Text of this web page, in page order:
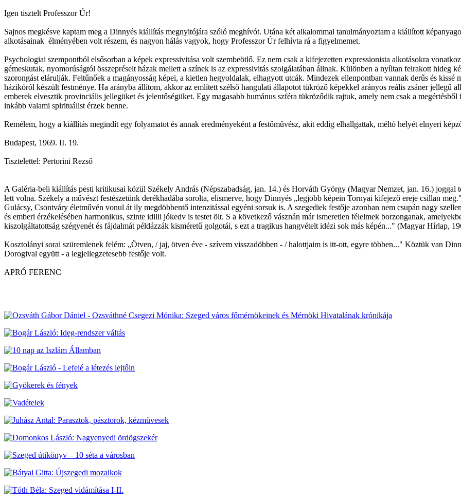
Igen tisztelt Professzor Úr!
Sajnos megkésve kaptam meg a Dinnyés kiállítás megnyitójára szóló meghívót. Utána két alkalommal tanulmányoztam a kiállított
alkotásainak élményében volt részem, és nagyon hálás vagyok, hogy Professzor Úr felhívta rá a figyelmemet.
Psychologiai szempontból elsősorban a képek expressivitása volt szembeötlő. Ez nem csak a kifejezetten expressionista alkotásokra
gémeskutak, nyomorúságtól összepréselt házak mellett a színek is az expressivitás szolgálatában állnak. Különben a nyíltan felrakott hideg
szorongást elárulják. Feltűnőek a magányosság képei, a kietlen hegyoldalak, elhagyott utcák. Mindezek ellenpontban vannak derűs és
házikóról készült festménye. Ha arányba állítom, akkor az említett szélső hangulati állapotot tükröző képekkel arányos reális zsáner jellegű
emberek elvesztik provinciális jellegüket és jelentőségüket. Egy magasabb humánus szféra tükröződik rajtuk, amely nem csak a
inkább valami spirituálist érzek benne.
Remélem, hogy a kiállítás megindít egy folyamatot és annak eredményeként a festőművész, akit eddig elhallgattak, méltó helyét elnyeri
Budapest, 1969. II. 19.
Tisztelettel: Pertorini Rezső
A Galéria-beli kiállítás pesti kritikusai közül Székely András (Népszabadság, jan. 14.) és Horváth György (Magyar Nemzet, jan. 16.) joggal
lett volna. Székely a művészt festészetünk derékhadába sorolta, elismerve, hogy Dinnyés „legjobb képein Tornyai kifejező ereje csillan
Gulácsy, Csontváry életművén vonul át ily megdöbbentő intenzitással egyéni sorsuk is. A szegediek festője azonban nem csupán nagy
és emberi érzékelésében harmonikus, szinte idilli jókedv is testet ölt. S a következő vásznán már ismeretlen félelmek borzonganak,
kiszolgáltatottság szégyenét és fájdalmát példázzák kisméretű golgotái, s ezt a tragikus hangvételt idézi sok más képén..." (Magyar Hírlap,
Kosztolányi sorai szüremlenek felém: „Ötven, / jaj, ötven éve - szívem visszadöbben - / halottjaim is itt-ott, egyre többen..." Köztük van
Dorogival együtt - a legjellegzetesebb festője volt.
APRÓ FERENC